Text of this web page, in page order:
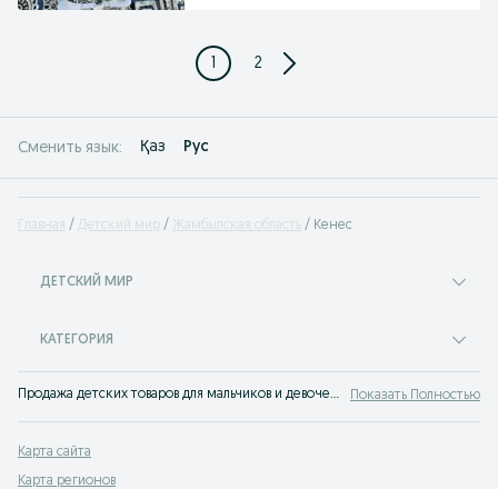
1 2
Сменить язык: Қаз Рус
Главная Детский мир Жамбылская область Кенес
ДЕТСКИЙ МИР
КАТЕГОРИЯ
Продажа детских товаров для мальчиков и девочек на сервисе объявлений OLX.kz Кенес. Покупайте самые разные товары для своего ребенка по лучшим ценам на OLX! Показать Полностью
Карта сайта
Карта регионов